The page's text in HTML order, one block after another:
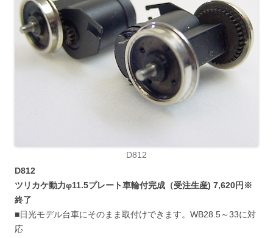
D812
D812
ツリカケ動力φ11.5プレート車輪付完成（受注生産) 7,620円※
終了
■日光モデル台車にそのまま取付けできます。WB28.5～33に対
応